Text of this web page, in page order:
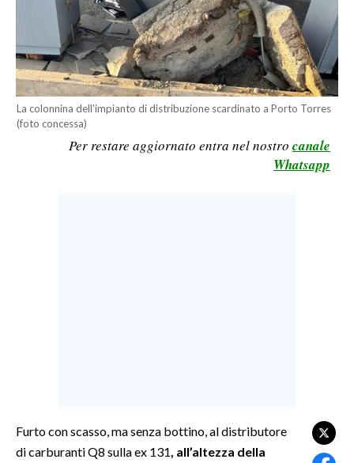
SERVIZI ALLE IMPRESE
BANDI
SPORT IN SARDEGNA
SPORT
GOSSIP
La colonnina dell'impianto di distribuzione scardinato a Porto Torres
(foto concessa)
Per restare aggiornato entra nel nostro canale
Whatsapp
Furto con scasso, ma senza bottino, al distributore
di carburanti Q8 sulla ex 131 , all’altezza della